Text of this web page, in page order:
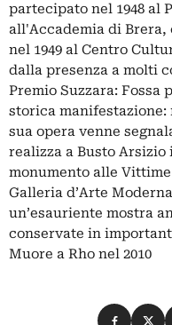
partecipato nel 1948 al
all'Accademia di Brera,
nel 1949 al Centro
dalla presenza a molti
Premio Suzzara:
storica manifestazione:
sua opera venne
realizza a Busto
monumento alle
Galleria d’Arte
un’esauriente mostra
conservate in
Muore a Rho nel 2010
Condividi